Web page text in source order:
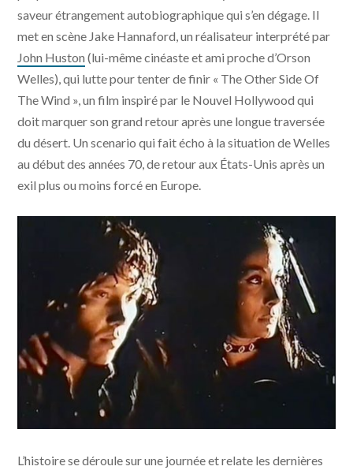
saveur étrangement autobiographique qui s’en dégage. Il
met en scène Jake Hannaford, un réalisateur interprété par
John Huston (lui-même cinéaste et ami proche d’Orson
Welles), qui lutte pour tenter de finir « The Other Side Of
The Wind », un film inspiré par le Nouvel Hollywood qui
doit marquer son grand retour après une longue traversée
du désert. Un scenario qui fait écho à la situation de Welles
au début des années 70, de retour aux États-Unis après un
exil plus ou moins forcé en Europe.
Wind © Royal Road Entertainment - Les Films de
L’histoire se déroule sur une journée et relate les dernières